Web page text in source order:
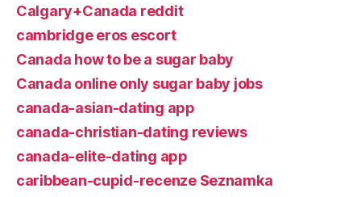
Calgary+Canada reddit
cambridge eros escort
Canada how to be a sugar baby
Canada online only sugar baby jobs
canada-asian-dating app
canada-christian-dating reviews
canada-elite-dating app
caribbean-cupid-recenze Seznamka